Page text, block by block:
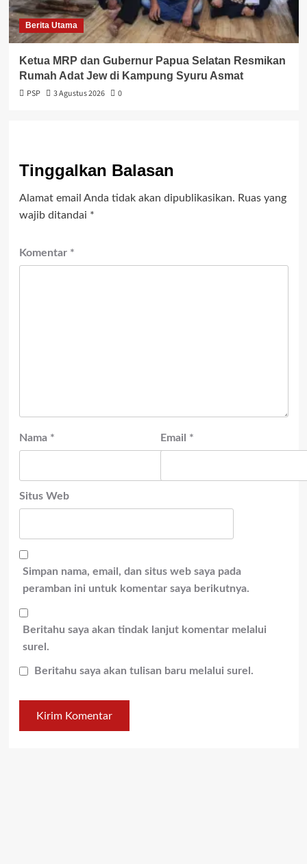
Berita Utama
Ketua MRP dan Gubernur Papua Selatan Resmikan
Rumah Adat Jew di Kampung Syuru Asmat
PSP
3 Agustus 2026 0
Tinggalkan Balasan
Alamat email Anda tidak akan dipublikasikan. Ruas yang
wajib ditandai *
Komentar *
Nama * Email *
Situs Web
Simpan nama, email, dan situs web saya pada
peramban ini untuk komentar saya berikutnya.
Beritahu saya akan tindak lanjut komentar melalui
surel.
Beritahu saya akan tulisan baru melalui surel.